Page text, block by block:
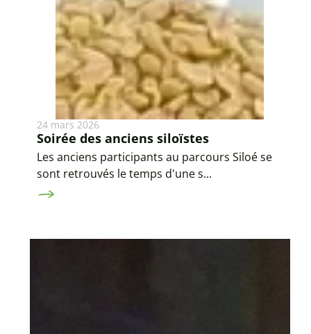
24 mars 2026
Soirée des anciens siloïstes
Les anciens participants au parcours Siloé se
sont retrouvés le temps d'une s...